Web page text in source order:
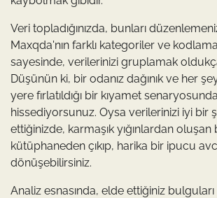
Veri topladığınızda, bunları
Maxqda'nın farklı kategoriler ve
sayesinde, verilerinizi gruplamak
Düşünün ki, bir odanız dağınık ve her
yere fırlatıldığı bir kıyamet
hissediyorsunuz. Oysa verilerinizi iyi bir
ettiğinizde, karmaşık yığınlardan oluşan
kütüphaneden çıkıp, harika bir ipucu
dönüşebilirsiniz.
Analiz esnasında, elde ettiğiniz bulguları